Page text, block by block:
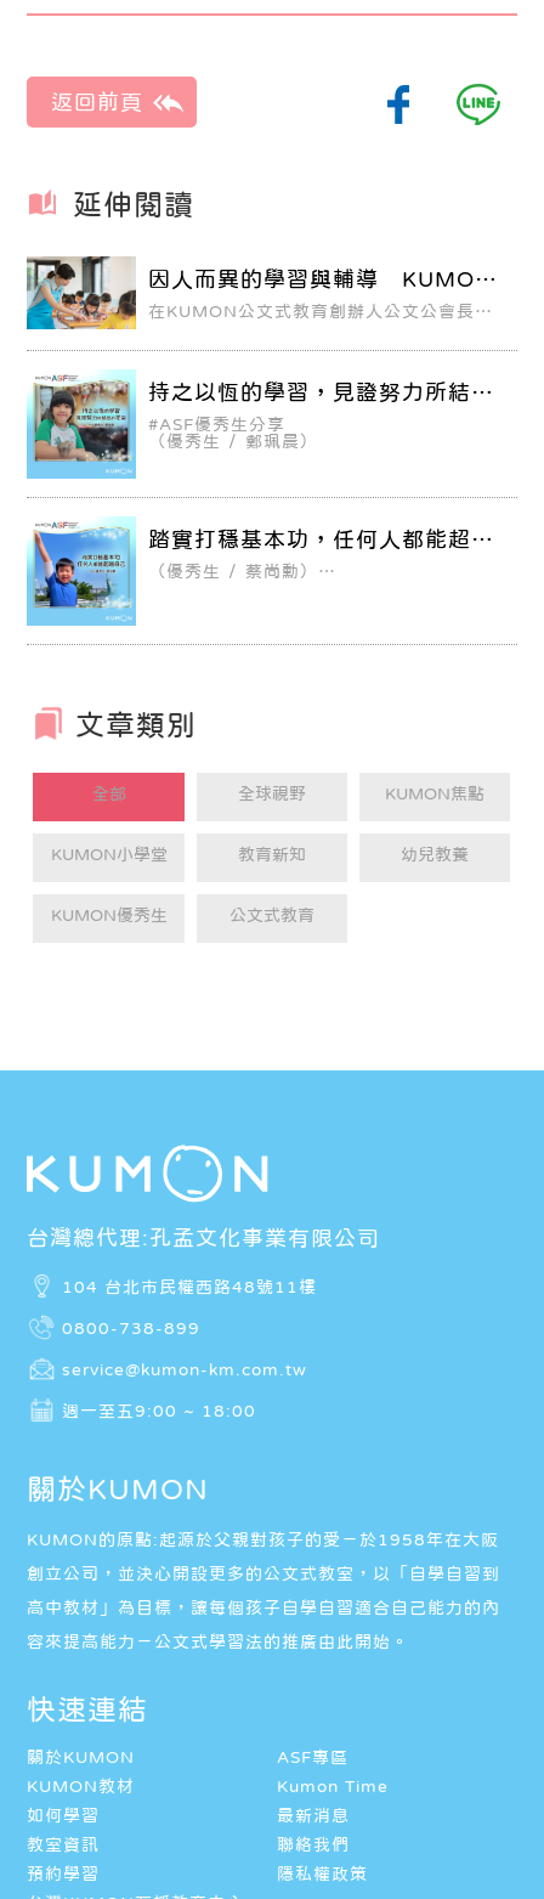
延伸閱讀
因人而異的學習與輔導 KUMON
做到了學校做不到的事！
在KUMON公文式教育創辦人公文公會長的
考，根據每一個人的能力進行因人而異、恰
恰好的教育。一般人通常會認為學習落後的
原因，主要是學生不夠努力，但是KUMON
卻認為錯其實不在孩子，因為只要是因人而
異、恰恰好的學習，孩子就會非常樂意去努
持之以恆的學習，見證努力所結出
的花朵！
#ASF優秀生分享
（優秀生 ∕ 鄭珮晨）
踏實打穩基本功，任何人都能超越
自己！
（優秀生 ∕ 蔡尚勳）
文章類別
全部 全球視野 KUMON焦點
KUMON小學堂 教育新知 幼兒教養
KUMON優秀生 公文式教育
台灣總代理:孔孟文化事業有限公司
104 台北市民權西路48號11樓
0800-738-899
service@kumon-km.com.tw
週一至五9:00 ~ 18:00
關於KUMON
KUMON的原點:起源於父親對孩子的愛－於1958年在大阪
創立公司，並決心開設更多的公文式教室，以「自學自習到
高中教材」為目標，讓每個孩子自學自習適合自己能力的內
容來提高能力－公文式學習法的推廣由此開始。
快速連結
關於KUMON
ASF專區
KUMON教材
Kumon Time
如何學習
最新消息
教室資訊
聯絡我們
預約學習
隱私權政策